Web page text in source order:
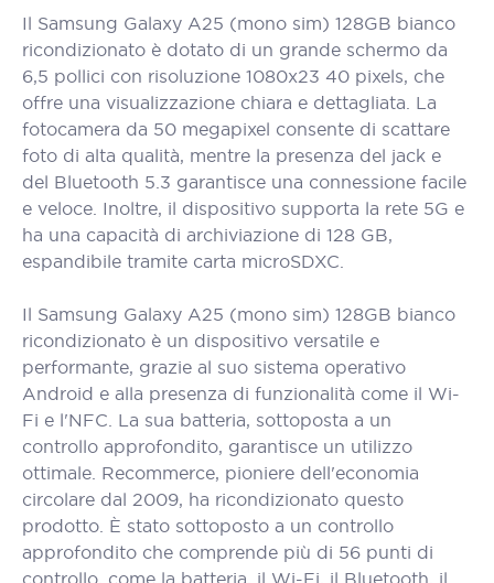
Il Samsung Galaxy A25 (mono sim) 128GB bianco
ricondizionato è dotato di un grande schermo da
6,5 pollici con risoluzione 1080x23 40 pixels, che
offre una visualizzazione chiara e dettagliata. La
fotocamera da 50 megapixel consente di scattare
foto di alta qualità, mentre la presenza del jack e
del Bluetooth 5.3 garantisce una connessione facile
e veloce. Inoltre, il dispositivo supporta la rete 5G e
ha una capacità di archiviazione di 128 GB,
espandibile tramite carta microSDXC.
Il Samsung Galaxy A25 (mono sim) 128GB bianco
ricondizionato è un dispositivo versatile e
performante, grazie al suo sistema operativo
Android e alla presenza di funzionalità come il Wi-
Fi e l'NFC. La sua batteria, sottoposta a un
controllo approfondito, garantisce un utilizzo
ottimale. Recommerce, pioniere dell'economia
circolare dal 2009, ha ricondizionato questo
prodotto. È stato sottoposto a un controllo
approfondito che comprende più di 56 punti di
controllo, come la batteria, il Wi-Fi, il Bluetooth, il